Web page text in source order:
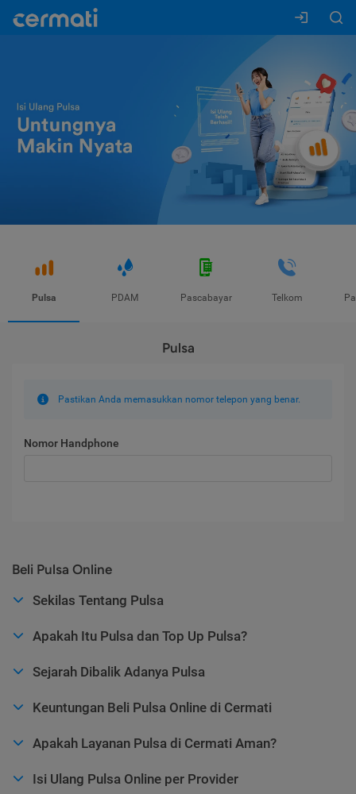
Pulsa PDAM Pascabayar Telkom
Pulsa
Pastikan Anda memasukkan nomor telepon yang benar.
Nomor Handphone
Beli Pulsa Online
Sekilas Tentang Pulsa
Apakah Itu Pulsa dan Top Up Pulsa?
Sejarah Dibalik Adanya Pulsa
Keuntungan Beli Pulsa Online di Cermati
Apakah Layanan Pulsa di Cermati Aman?
Isi Ulang Pulsa Online per Provider